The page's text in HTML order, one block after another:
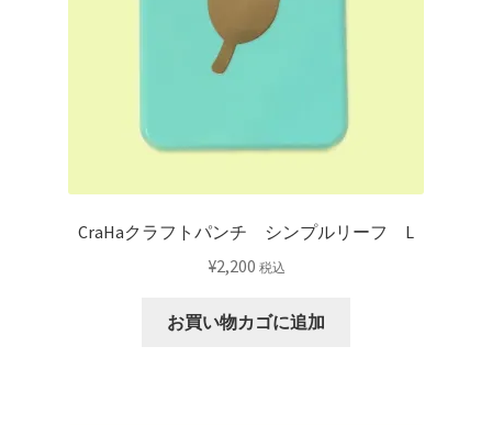
CraHaクラフトパンチ シンプルリーフ L
¥2,200 税込
お買い物カゴに追加